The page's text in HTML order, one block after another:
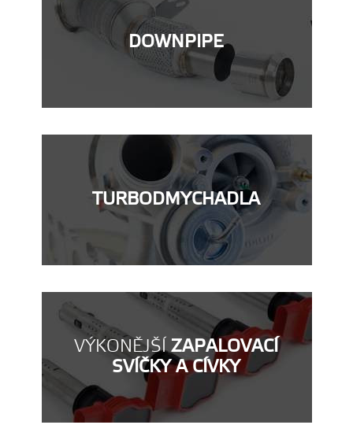
DOWNPIPE
TURBODMYCHADLA
VÝKONĚJŠÍZAPALOVACÍ
SVÍČKY A CÍVKY